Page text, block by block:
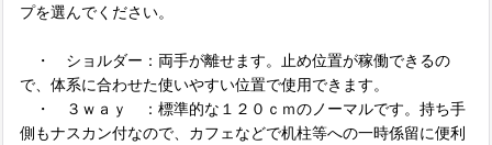
プを選んでください。
・ ショルダー：両手が離せます。止め位置が稼働できるの
で、体系に合わせた使いやすい位置で使用できます。
・ ３ｗａｙ ：標準的な１２０ｃｍのノーマルです。持ち手
側もナスカン付なので、カフェなどで机柱等への一時係留に便利